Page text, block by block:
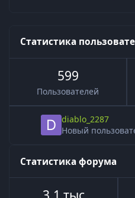
Статистика
599
Пользователей
diablo_2287
Новый
Статистика форума